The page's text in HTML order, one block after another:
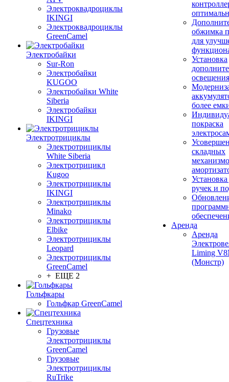
Электроквадроциклы
IKINGI
Электроквадроциклы
GreenCamel
Электробайки
Sur-Ron
Электробайки
KUGOO
Электробайки White
Siberia
Электробайки
IKINGI
Электротрициклы
Электротрициклы
White Siberia
Электротрицикл
Kugoo
Электротрициклы
IKINGI
Электротрициклы
Minako
Электротрициклы
Elbike
Электротрициклы
Leopard
Электротрициклы
GreenCamel
+ ЕЩЕ 2
Гольфкары
Гольфкар GreenCamel
Спецтехника
Грузовые
Электротрициклы
GreenCamel
Грузовые
Электротрициклы
RuTrike
обжимка
для
Установка
освещения
более
покраска
складных
ручек и
Аренда
Аренда
Liming
(Монстр)